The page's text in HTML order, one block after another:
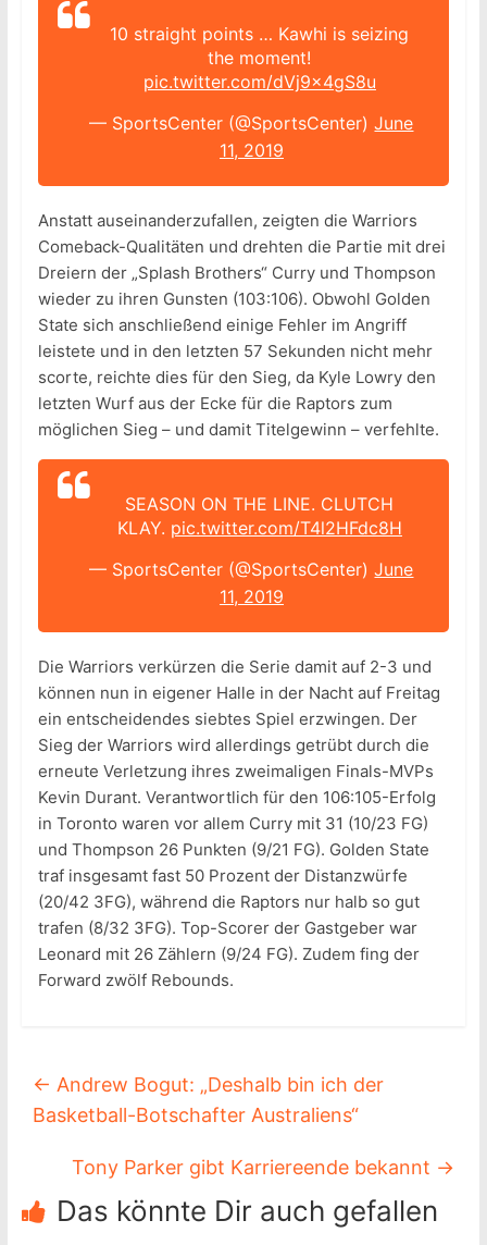
10 straight points … Kawhi is seizing
the moment!
pic.twitter.com/dVj9x4gS8u
— SportsCenter (@SportsCenter)June
11, 2019
Anstatt auseinanderzufallen, zeigten die Warriors
Comeback-Qualitäten und drehten die Partie mit drei
Dreiern der „Splash Brothers“ Curry und Thompson
wieder zu ihren Gunsten (103:106). Obwohl Golden
State sich anschließend einige Fehler im Angriff
leistete und in den letzten 57 Sekunden nicht mehr
scorte, reichte dies für den Sieg, da Kyle Lowry den
letzten Wurf aus der Ecke für die Raptors zum
möglichen Sieg – und damit Titelgewinn – verfehlte.
SEASON ON THE LINE. CLUTCH
KLAY. pic.twitter.com/T4l2HFdc8H
— SportsCenter (@SportsCenter)June
11, 2019
Die Warriors verkürzen die Serie damit auf 2-3 und
können nun in eigener Halle in der Nacht auf Freitag
ein entscheidendes siebtes Spiel erzwingen. Der
Sieg der Warriors wird allerdings getrübt durch die
erneute Verletzung ihres zweimaligen Finals-MVPs
Kevin Durant. Verantwortlich für den 106:105-Erfolg
in Toronto waren vor allem Curry mit 31 (10/23 FG)
und Thompson 26 Punkten (9/21 FG). Golden State
traf insgesamt fast 50 Prozent der Distanzwürfe
(20/42 3FG), während die Raptors nur halb so gut
trafen (8/32 3FG). Top-Scorer der Gastgeber war
Leonard mit 26 Zählern (9/24 FG). Zudem fing der
Forward zwölf Rebounds.
← Andrew Bogut: „Deshalb bin ich der
Basketball-Botschafter Australiens“
Tony Parker gibt Karriereende bekannt →
Das könnte Dir auch gefallen